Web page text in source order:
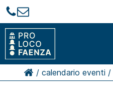
/ calendario eventi /